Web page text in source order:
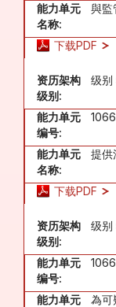
能力单元
名称:
與監
下载PDF
资历架构
级别:
级别
能力单元
编号:
能力单元
名称:
提供
下载PDF
资历架构
级别:
级别
能力单元
编号:
能力单元
為可